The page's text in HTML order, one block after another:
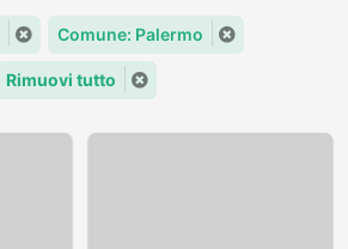
Comune: Palermo
Rimuovi tutto